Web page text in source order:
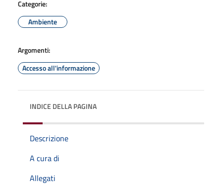
Categorie:
Ambiente
Argomenti:
Accesso all'informazione
INDICE DELLA PAGINA
Descrizione
A cura di
Allegati